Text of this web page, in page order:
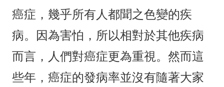
M
t
癌症，幾乎所有人都聞之色變的疾
病。因為害怕，所以相對於其他疾病
而言，人們對癌症更為重視。然而這
些年，癌症的發病率並沒有隨著大家